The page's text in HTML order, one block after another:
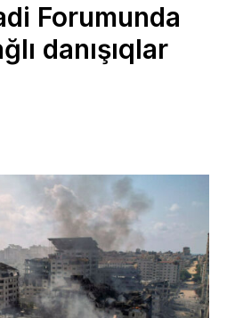
Forumunda
danışıqlar